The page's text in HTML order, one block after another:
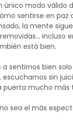
único modo válido
sentirse en paz
la mente
incluso
está bien.
a sentirnos bien
escucharnos sin
puerta mucho más
sea el más